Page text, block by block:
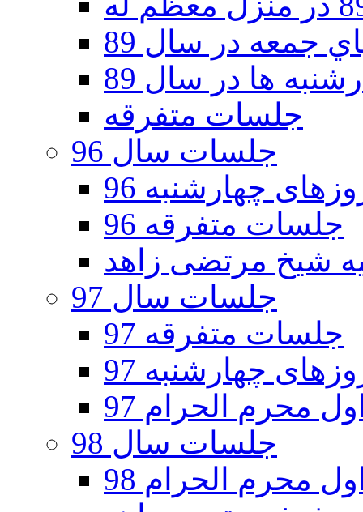
جمعه در سال 89
ها در سال 89
جلسات متفرقه
جلسات سال 96
چهارشنبه 96
جلسات متفرقه 96
جلسات سال 97
جلسات متفرقه 97
چهارشنبه 97
محرم الحرام 97
جلسات سال 98
محرم الحرام 98